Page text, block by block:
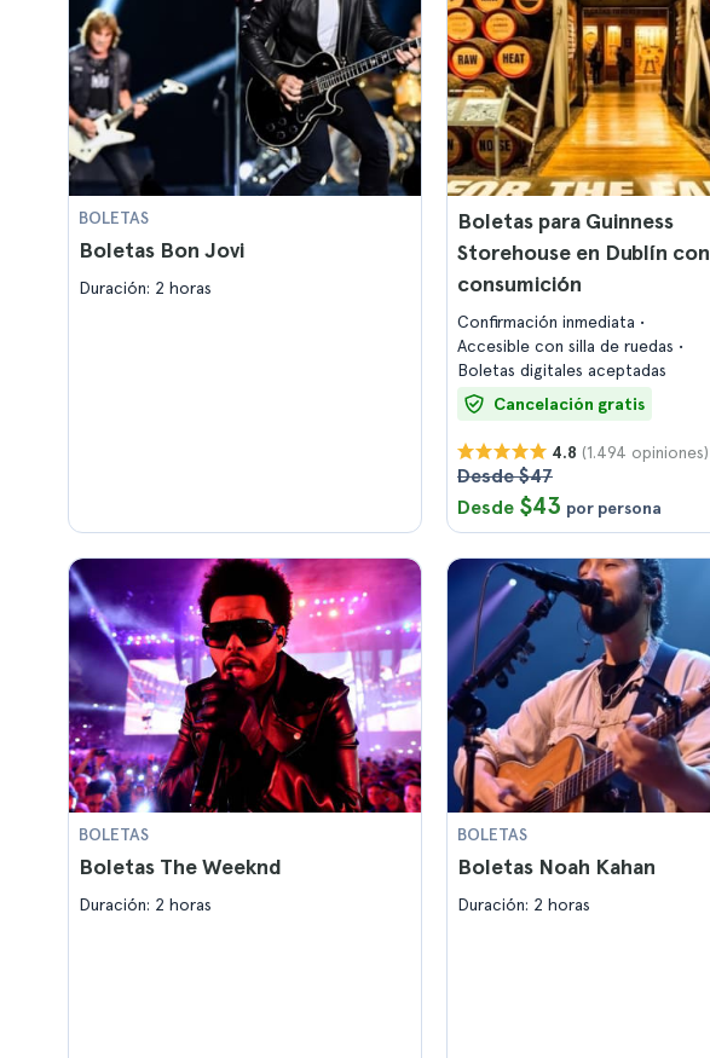
BOLETAS
Boletas Bon Jovi
Duración: 2 horas
Boletas para Guinness
Storehouse en Dublín con
consumición
Confirmación inmediata
Accesible con silla de ruedas
Boletas digitales aceptadas
Cancelación gratis
4.8 (1.494 opiniones)
Desde $47
Desde $43 por persona
BOLETAS
Boletas The Weeknd
Duración: 2 horas
BOLETAS
Boletas Noah Kahan
Duración: 2 horas